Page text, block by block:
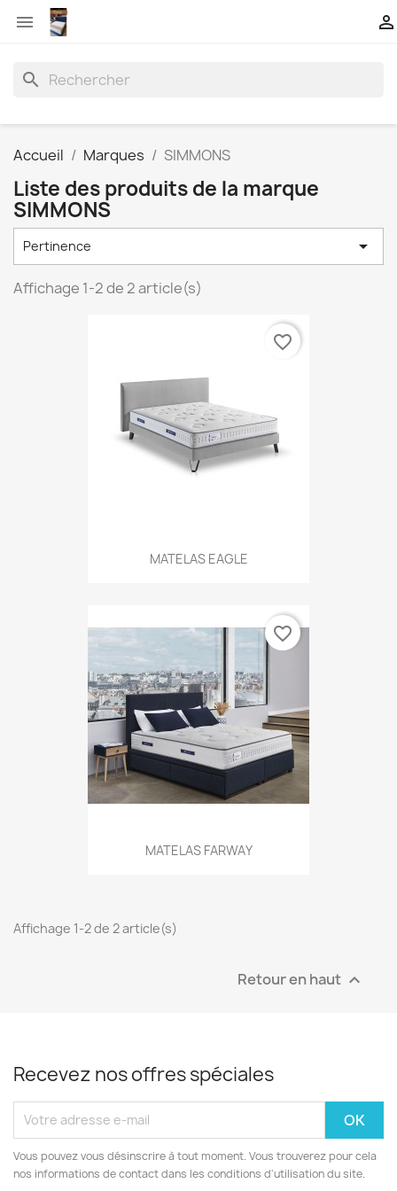
 
search
Accueil Marques SIMMONS
Liste des produits de la marque
SIMMONS
Pertinence 
Affichage 1-2 de 2 article(s)
MATELAS EAGLE
favorite_border
MATELAS FARWAY
favorite_border
Affichage 1-2 de 2 article(s)
Retour en haut 
Recevez nos offres spéciales
Vous pouvez vous désinscrire à tout moment. Vous trouverez pour cela
nos informations de contact dans les conditions d'utilisation du site.